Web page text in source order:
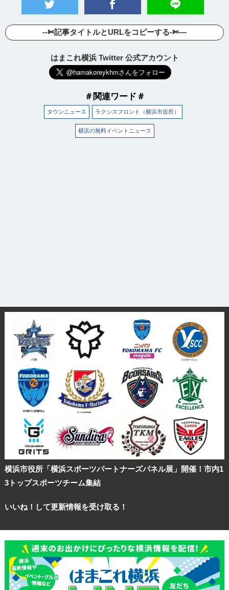
--✄記事タイトルとURLをコピーする-✄—
はまこれ横浜 Twitter 公式アカウント
＃関連ワード＃
タウンニュース ラクシスフロント（横浜市役所）
横浜の無料イベントニュース
横浜市役所「横浜スポーツパートナーズパネル展」開催！市内1
3トップスポーツチーム集結
いいね！して更新情報を受け取る！